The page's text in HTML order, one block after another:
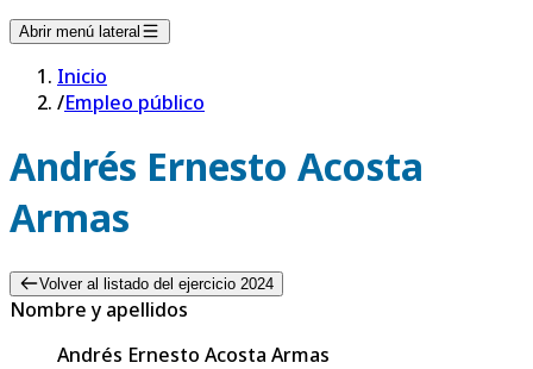
Abrir menú lateral
Inicio
/Empleo público
Andrés Ernesto Acosta
Armas
Volver al listado del ejercicio 2024
Nombre y apellidos
Andrés Ernesto Acosta Armas